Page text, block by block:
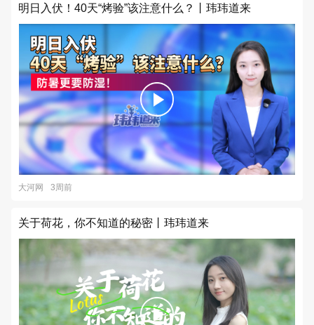
明日入伏！40天“烤验”该注意什么？丨玮玮道来
大河网 3周前
关于荷花，你不知道的秘密丨玮玮道来